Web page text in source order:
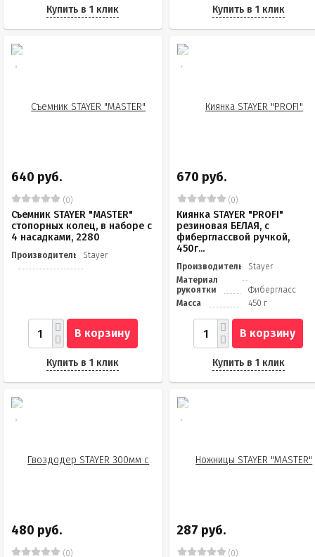
Купить в 1 клик Купить в 1 клик
640 руб.
(0)
Съемник STAYER "MASTER"
стопорных колец, в наборе с
4 насадками, 2280
Производитель Stayer
В корзину
Купить в 1 клик
670 руб.
(0)
Киянка STAYER "PROFI"
резиновая БЕЛАЯ, с
фиберглассвой ручкой,
450г...
Производитель
Stayer
Материал
рукоятки
Фибергласс
Масса
450 г
В корзину
Купить в 1 клик
480 руб.
(0)
287 руб.
(0)